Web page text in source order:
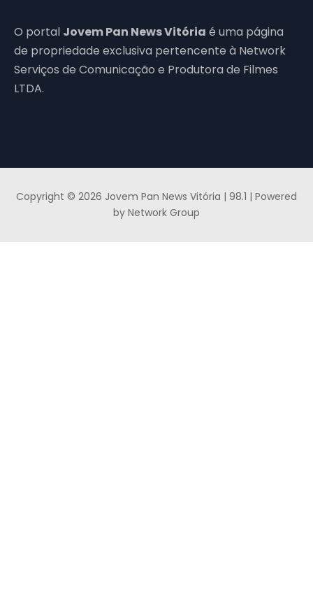
O portal Jovem Pan News Vitória é uma página
de propriedade exclusiva pertencente à Network
Serviços de Comunicação e Produtora de Filmes
LTDA.
Copyright © 2026 Jovem Pan News Vitória | 98.1 | Powered
by Network Group